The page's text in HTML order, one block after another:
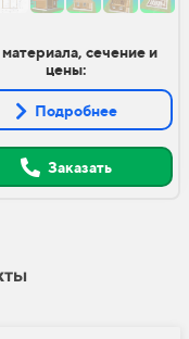
материала, сечение и
цены:
Подробнее
Заказать